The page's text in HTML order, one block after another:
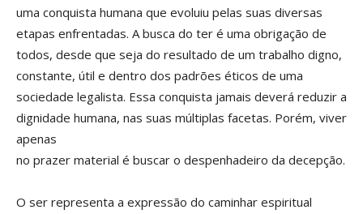
uma conquista humana que evoluiu pelas suas diversas
etapas enfrentadas. A busca do ter é uma obrigação de
todos, desde que seja do resultado de um trabalho digno,
constante, útil e dentro dos padrões éticos de uma
sociedade legalista. Essa conquista jamais deverá reduzir a
dignidade humana, nas suas múltiplas facetas. Porém, viver
apenas
no prazer material é buscar o despenhadeiro da decepção.
O ser representa a expressão do caminhar espiritual